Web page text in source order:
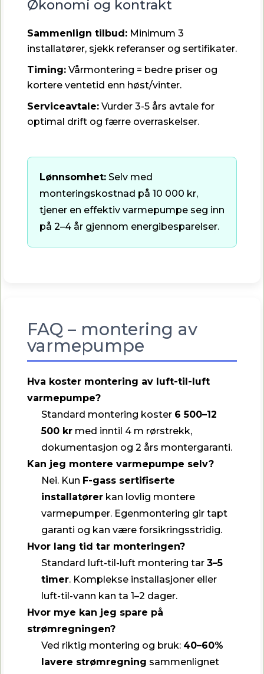
Økonomi og kontrakt
Sammenlign tilbud: Minimum 3
installatører, sjekk referanser og sertifikater.
Timing: Vårmontering = bedre priser og
kortere ventetid enn høst/vinter.
Serviceavtale: Vurder 3-5 års avtale for
optimal drift og færre overraskelser.
Lønnsomhet: Selv med
monteringskostnad på 10 000 kr,
tjener en effektiv varmepumpe seg inn
på 2–4 år gjennom energibesparelser.
FAQ – montering av
varmepumpe
Hva koster montering av luft-til-luft
varmepumpe?
Standard montering koster 6 500–12
500 kr med inntil 4 m rørstrekk,
dokumentasjon og 2 års montergaranti.
Kan jeg montere varmepumpe selv?
Nei. Kun F-gass sertifiserte
installatører kan lovlig montere
varmepumper. Egenmontering gir tapt
garanti og kan være forsikringsstridig.
Hvor lang tid tar monteringen?
Standard luft-til-luft montering tar 3–5
timer. Komplekse installasjoner eller
luft-til-vann kan ta 1–2 dager.
Hvor mye kan jeg spare på
strømregningen?
Ved riktig montering og bruk: 40–60%
lavere strømregning sammenlignet